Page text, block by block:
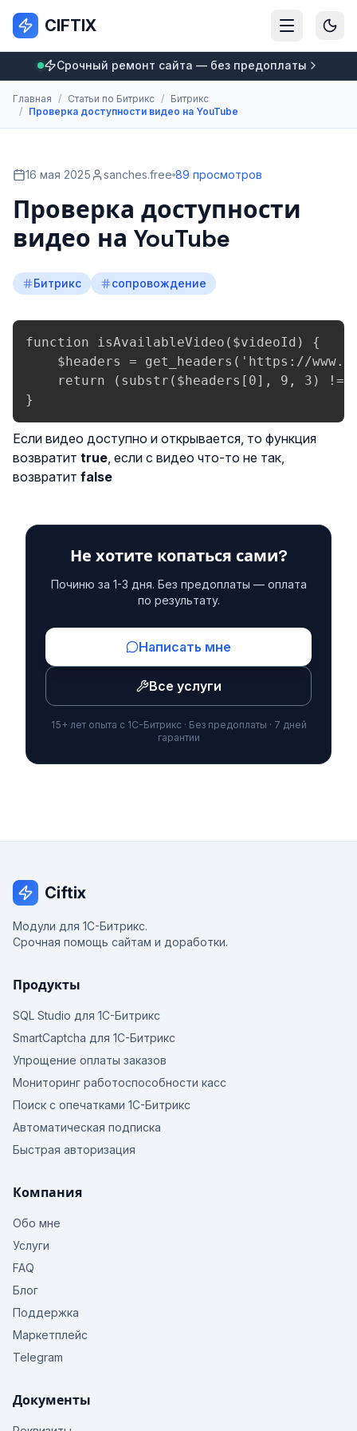
CIFTIX
Срочный ремонт сайта — без предоплаты
Главная / Статьи по Битрикс / Битрикс
/ Проверка доступности видео на YouTube
16 мая 2025 sanches.free 89 просмотров
Проверка доступности
видео на YouTube
Битрикс сопровождение
function isAvailableVideo($videoId) {
$headers = get_headers('https://
return (substr($headers[0], 9, 3)
}
Если видео доступно и открывается, то функция
возвратит true, если с видео что-то не так,
возвратит false
Не хотите копаться сами?
Починю за 1-3 дня. Без предоплаты — оплата
по результату.
Написать мне
Все услуги
15+ лет опыта с 1С-Битрикс · Без предоплаты · 7 дней
гарантии
Ciftix
Модули для 1С-Битрикс.
Срочная помощь сайтам и доработки.
Продукты
SQL Studio для 1С-Битрикс
SmartCaptcha для 1С-Битрикс
Упрощение оплаты заказов
Мониторинг работоспособности касс
Поиск с опечатками 1С-Битрикс
Автоматическая подписка
Быстрая авторизация
Компания
Обо мне
Услуги
FAQ
Блог
Поддержка
Маркетплейс
Telegram
Документы